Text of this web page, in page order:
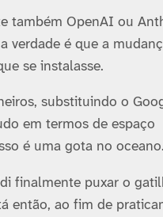
também OpenAI ou
verdade é que a
se instalasse.
substituindo o
em termos de espaço
é uma gota no oceano.
finalmente puxar o
então, ao fim de